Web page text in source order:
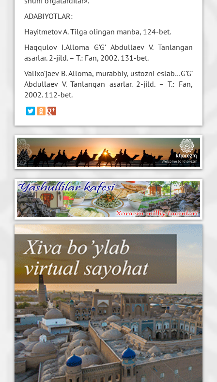
ADABIYOTLAR:
Hayitmetov A. Tilga olingan manba, 124-bet.
Haqqulov I.Alloma G’G’ Abdullaev V. Tanlangan
asarlar. 2-jild. – T.: Fan, 2002. 131-bet.
Valixo’jaev B. Alloma, murabbiy, ustozni eslab…G’G’
Abdullaev V. Tanlangan asarlar. 2-jild. – T.: Fan,
2002. 112-bet.